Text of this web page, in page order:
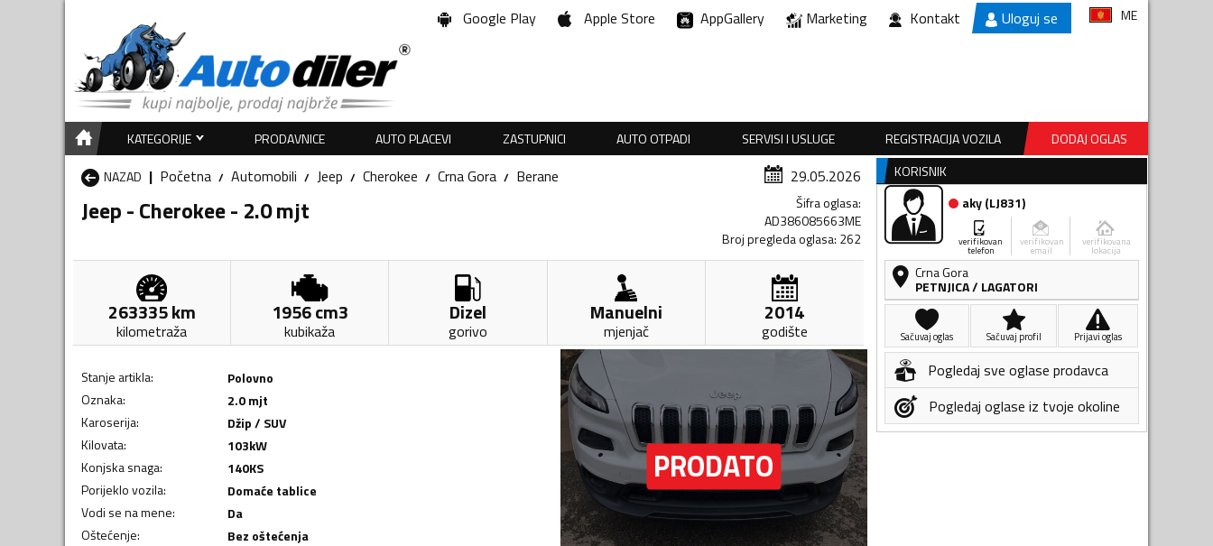
Google Play Apple Store AppGallery Marketing Kontakt Uloguj se ME
KATEGORIJE PRODAVNICE AUTO PLACEVI ZASTUPNICI AUTO OTPADI SERVISI I USLUGE REGISTRACIJA VOZILA
DODAJ OGLAS
NAZAD
Početna Automobili Jeep Cherokee Crna Gora Berane 29.05.2026
Jeep - Cherokee - 2.0 mjt Šifra oglasa:
AD386085663ME
Broj pregleda oglasa: 262
263335km
kilometraža
1956cm3
kubikaža
Dizel
gorivo
Manuelni
mjenjač
2014
godište
Stanje artikla:
Polovno
Oznaka:
2.0 mjt
Karoserija:
Džip / SUV
Kilovata: 103kW
Konjska snaga: 140KS
Porijeklo vozila:
Domaće tablice
Vodi se na mene:
Da
Oštećenje:
Bez oštećenja
KORISNIK
aky(LJ831)
verifikovan
telefon
verifikovan
email
verifikovana
lokacija
Crna Gora
PETNJICA/ LAGATORI
Sačuvaj oglas Sačuvaj profil Prijavi oglas
Pogledaj sve oglase prodavca
Pogledaj oglase iz tvoje okoline